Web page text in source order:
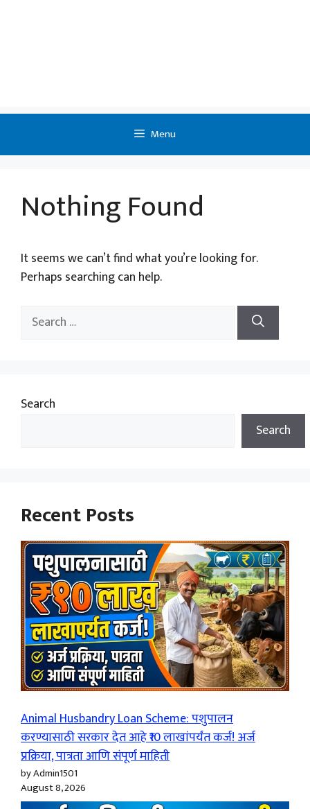
Menu
Nothing Found
It seems we can’t find what you’re looking for.
Perhaps searching can help.
Search
for:
Search
Search
Recent Posts
Animal Husbandry Loan Scheme: पशुपालन
करण्यासाठी सरकार देत आहे ₹10 लाखांपर्यंत कर्ज! अर्ज
प्रक्रिया, पात्रता आणि संपूर्ण माहिती
by Admin1501
August 8, 2026